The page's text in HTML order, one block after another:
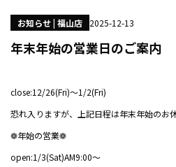
お知らせ | 福山店 2025-12-13
年末年始の営業日のご案内
close:12/26(Fri)～1/2(Fri)
恐れ入りますが、上記日程は年末年始のお
❁年始の営業❁
open:1/3(Sat)AM9:00～